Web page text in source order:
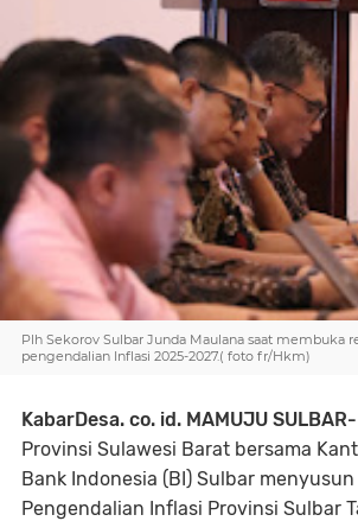
Plh Sekorov Sulbar Junda Maulana saat membuka
pengendalian Inflasi 2025-2027.( foto fr/Hkm)
KabarDesa. co. id. MAMUJU
Provinsi Sulawesi Barat bersama
Bank Indonesia (BI) Sulbar menyusun
Pengendalian Inflasi Provinsi Sulbar